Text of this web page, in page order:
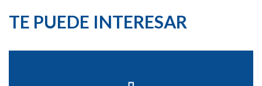
TE PUEDE INTERESAR